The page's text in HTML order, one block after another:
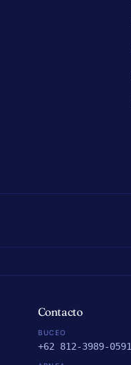
Contacto
BUCEO
+62 812-3989-0591